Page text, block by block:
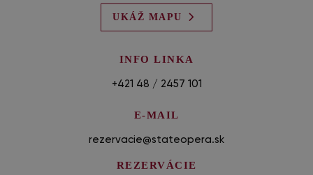
UKÁŽ MAPU
INFO LINKA
+421 48 / 2457 101
E-MAIL
rezervacie@stateopera.sk
REZERVÁCIE